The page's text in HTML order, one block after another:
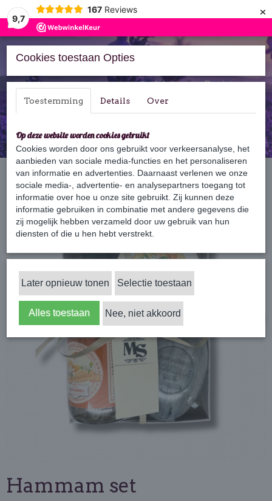
9,7
167 Reviews ×
Inloggen Registreren
Home › Cadeaus & Geschenksets › Geschenksets & pakketten
›
Hammam set
Hammam set
Cookies toestaan Opties
Toestemming Details Over
Op deze website worden cookies gebruikt
Cookies worden door ons gebruikt voor verkeersanalyse, het
aanbieden van sociale media-functies en het personaliseren
van informatie en advertenties. Daarnaast verlenen we onze
sociale media-, advertentie- en analysepartners toegang tot
informatie over hoe u onze site gebruikt. Zij kunnen deze
informatie gebruiken in combinatie met andere gegevens die
zij mogelijk hebben verzameld door uw gebruik van hun
diensten of die u hen hebt verstrekt.
Later opnieuw tonen Selectie toestaan
Alles toestaan Nee, niet akkoord